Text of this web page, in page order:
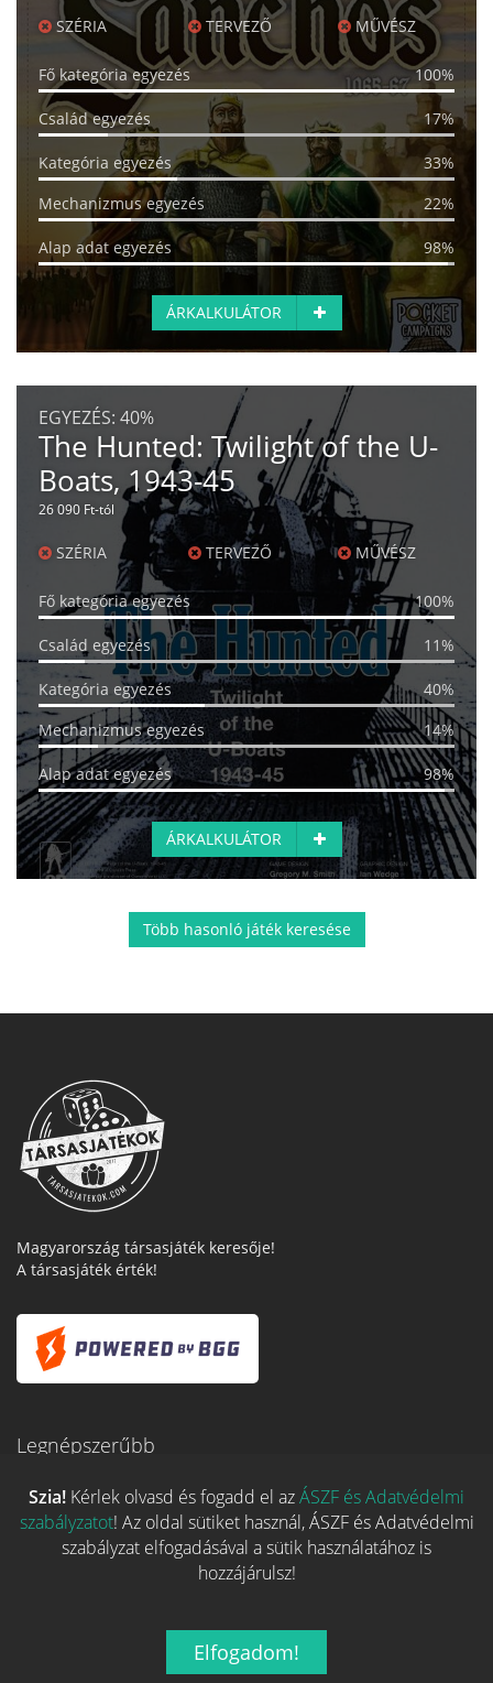
SZÉRIA TERVEZŐ MŰVÉSZ
Fő kategória egyezés 100%
Család egyezés 17%
Kategória egyezés
33%
Mechanizmus egyezés
22%
Alap adat egyezés 98%
ÁRKALKULÁTOR
EGYEZÉS: 40%
The Hunted: Twilight of the U-
Boats, 1943-45
26 090 Ft-tól
SZÉRIA TERVEZŐ MŰVÉSZ
Fő kategória egyezés 100%
Család egyezés 11%
Kategória egyezés
40%
Mechanizmus egyezés
14%
Alap adat egyezés 98%
ÁRKALKULÁTOR
Több hasonló játék keresése
Magyarország társasjáték keresője!
A társasjáték érték!
Legnépszerűbb
Hasznos linkek
Szia! Kérlek olvasd és fogadd el azÁSZF és Adatvédelmi
szabályzatot! Az oldal sütiket használ, ÁSZF és Adatvédelmi
szabályzat elfogadásával a sütik használatához is
hozzájárulsz!
Elfogadom!